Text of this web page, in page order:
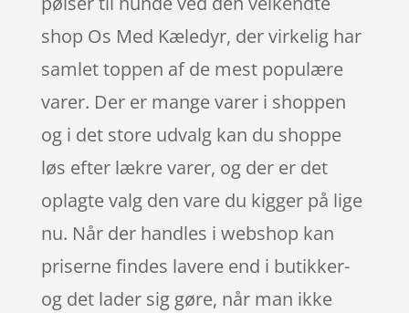
shop Os Med Kæledyr, der virkelig har
samlet toppen af de mest populære
varer. Der er mange varer i shoppen
og i det store udvalg kan du shoppe
løs efter lækre varer, og der er det
oplagte valg den vare du kigger på lige
nu. Når der handles i webshop kan
priserne findes lavere end i butikker-
og det lader sig gøre, når man ikke